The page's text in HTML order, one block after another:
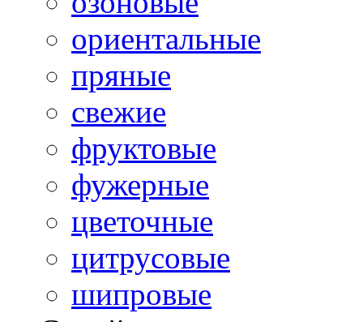
ориентальные
пряные
свежие
фруктовые
фужерные
цветочные
цитрусовые
шипровые